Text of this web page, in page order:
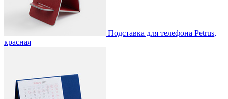
Подставка для телефона Petrus,
красная